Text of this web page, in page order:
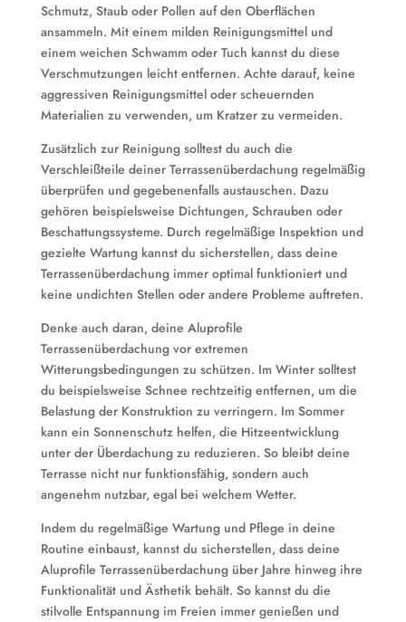
Schmutz, Staub oder Pollen auf den Oberflächen
ansammeln. Mit einem milden Reinigungsmittel und
einem weichen Schwamm oder Tuch kannst du diese
Verschmutzungen leicht entfernen. Achte darauf, keine
aggressiven Reinigungsmittel oder scheuernden
Materialien zu verwenden, um Kratzer zu vermeiden.
Zusätzlich zur Reinigung solltest du auch die
Verschleißteile deiner Terrassenüberdachung regelmäßig
überprüfen und gegebenenfalls austauschen. Dazu
gehören beispielsweise Dichtungen, Schrauben oder
Beschattungssysteme. Durch regelmäßige Inspektion und
gezielte Wartung kannst du sicherstellen, dass deine
Terrassenüberdachung immer optimal funktioniert und
keine undichten Stellen oder andere Probleme auftreten.
Denke auch daran, deine Aluprofile
Terrassenüberdachung vor extremen
Witterungsbedingungen zu schützen. Im Winter solltest
du beispielsweise Schnee rechtzeitig entfernen, um die
Belastung der Konstruktion zu verringern. Im Sommer
kann ein Sonnenschutz helfen, die Hitzeentwicklung
unter der Überdachung zu reduzieren. So bleibt deine
Terrasse nicht nur funktionsfähig, sondern auch
angenehm nutzbar, egal bei welchem Wetter.
Indem du regelmäßige Wartung und Pflege in deine
Routine einbaust, kannst du sicherstellen, dass deine
Aluprofile Terrassenüberdachung über Jahre hinweg ihre
Funktionalität und Ästhetik behält. So kannst du die
stilvolle Entspannung im Freien immer genießen und